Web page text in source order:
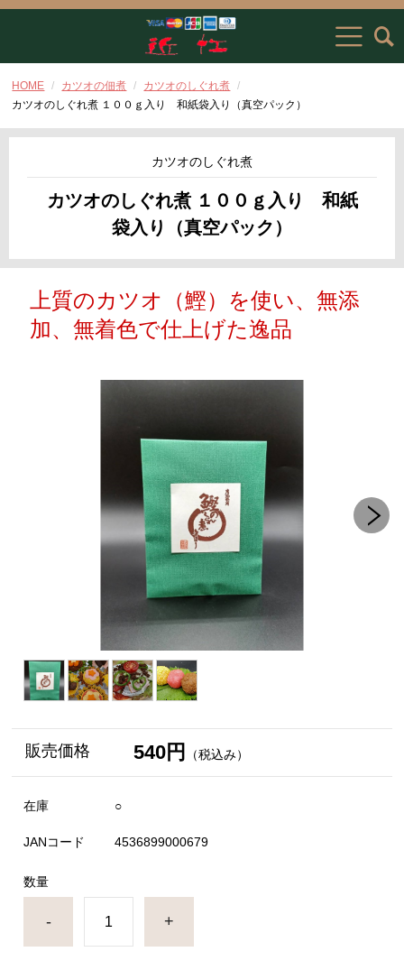
HOME カツオの佃煮
カツオのしぐれ煮
カツオのしぐれ煮 １００ｇ入り 和紙袋入り（真空パック）
カツオのしぐれ煮
カツオのしぐれ煮 １００ｇ入り 和紙
袋入り（真空パック）
上質のカツオ（鰹）を使い、無添
加、無着色で仕上げた逸品
販売価格 540円 （税込み）
在庫 ○
JANコード 4536899000679
数量
- +